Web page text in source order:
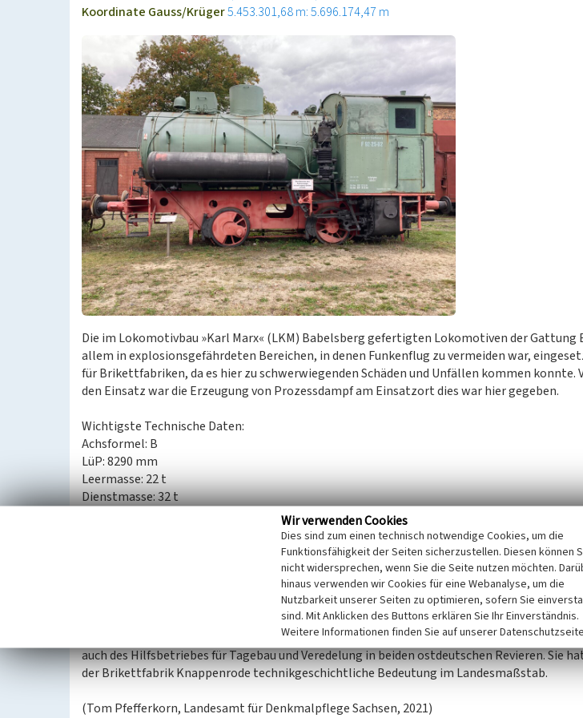
Koordinate Gauss/Krüger5.453.301,68 m: 5.696.174,47 m
Die im Lokomotivbau »Karl Marx« (LKM) Babelsberg gefertigten Lokomotiven der Gattung
allem in explosionsgefährdeten Bereichen, in denen Funkenflug zu vermeiden war,
für Brikettfabriken, da es hier zu schwerwiegenden Schäden und Unfällen kommen konnte.
den Einsatz war die Erzeugung von Prozessdampf am Einsatzort dies war hier gegeben.
Wichtigste Technische Daten:
Achsformel: B
LüP: 8290 mm
Leermasse: 22 t
Dienstmasse: 32 t
Die obige Lokomotive gehört zur 3. Lieferserie (36 Stück, 1954-56). Von dieser Baureihe
Stück gebaut. Sie ist Zeugnis einer großen Zahl von feuerlosen Lokomotiven, die bei LKM
eines typischen Einsatzortes. Sie ist sowohl ein wichtiges Zeugnis der DDR-
auch des Hilfsbetriebes für Tagebau und Veredelung in beiden ostdeutschen Revieren. Sie
der Brikettfabrik Knappenrode technikgeschichtliche Bedeutung im Landesmaßstab.
(Tom Pfefferkorn, Landesamt für Denkmalpflege Sachsen, 2021)
Wir verwenden Cookies
Dies sind zum einen technisch notwendige Cookies, um die
Funktionsfähigkeit der Seiten sicherzustellen. Diesen können
nicht widersprechen, wenn Sie die Seite nutzen möchten.
hinaus verwenden wir Cookies für eine Webanalyse, um die
Nutzbarkeit unserer Seiten zu optimieren, sofern Sie
sind. Mit Anklicken des Buttons erklären Sie Ihr Einverständnis.
Weitere Informationen finden Sie auf unserer